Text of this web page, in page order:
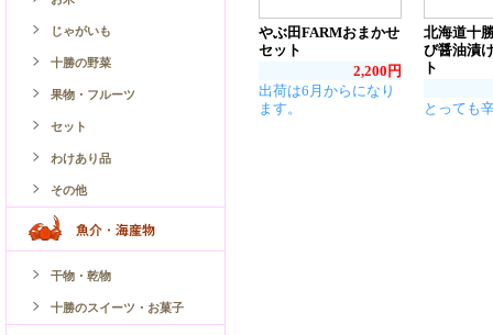
やぶ田FARMおまかせ
セット
2,200円
出荷は6月からになり
ます。
北海道十
び醤油漬
ト
とっても
じゃがいも
十勝の野菜
果物・フルーツ
セット
わけあり品
その他
干物・乾物
十勝のスイーツ・お菓子